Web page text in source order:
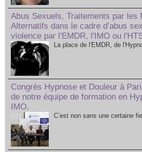
Abus Sexuels, Traitements par les
Alternatifs dans le cadre d’abus
violence par l'EMDR, l'IMO ou
La place de l'EMDR, de
Congrès Hypnose et Douleur à
de notre équipe de formation en
IMO.
C’est non sans une certaine